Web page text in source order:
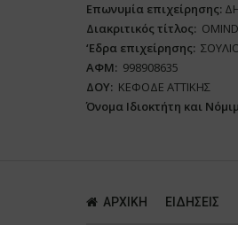
Επωνυμία επιχείρησης:
Διακριτικός τίτλος: ΟΜΙΝD
‘Eδρα επιχείρησης:
ΑΦΜ: 998908635
ΔΟΥ: ΚΕΦΟΔΕ ΑΤΤΙΚΗΣ
Όνομα Ιδιοκτήτη και
ΑΡΧΙΚΗ ΕΙΔΗΣΕΙΣ